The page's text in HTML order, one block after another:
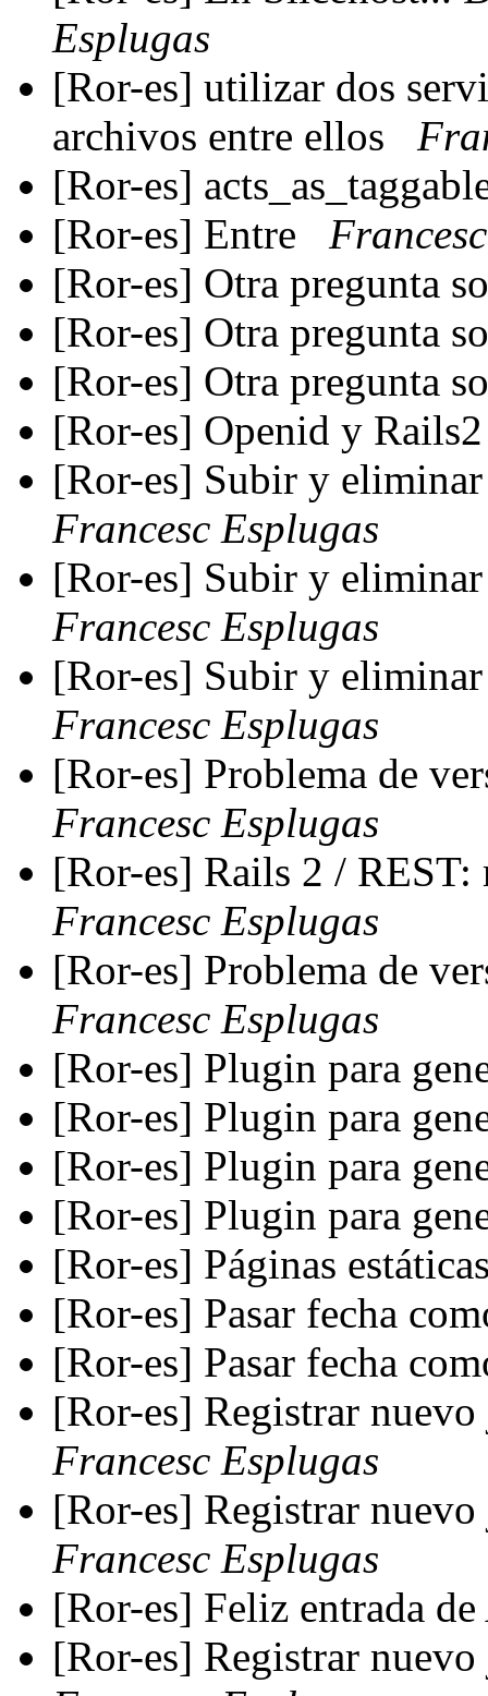
Esplugas
[Ror-es] utilizar dos
archivos entre ellos
[Ror-es]
[Ror-es] Entre
[Ror-es] Otra pregunta
[Ror-es] Otra pregunta
[Ror-es] Otra pregunta
[Ror-es] Openid y
[Ror-es] Subir y
Francesc Esplugas
[Ror-es] Subir y
Francesc Esplugas
[Ror-es] Subir y
Francesc Esplugas
[Ror-es] Problema de
Francesc Esplugas
[Ror-es] Rails 2 / REST:
Francesc Esplugas
[Ror-es] Problema de
Francesc Esplugas
[Ror-es] Plugin para
[Ror-es] Plugin para
[Ror-es] Plugin para
[Ror-es] Plugin para
[Ror-es] Páginas
[Ror-es] Pasar fecha
[Ror-es] Pasar fecha
[Ror-es] Registrar
Francesc Esplugas
[Ror-es] Registrar
Francesc Esplugas
[Ror-es] Feliz entrada
[Ror-es] Registrar